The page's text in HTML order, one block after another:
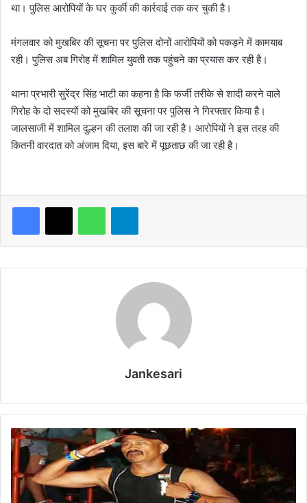
था। पुलिस आरोपियों के घर कुर्की की कार्रवाई तक कर चुकी है।
मंगलवार को मुखबिर की सूचना पर पुलिस दोनों आरोपियों को पकड़ने में कामयाब
रही। पुलिस अब गिरोह में शामिल युवती तक पहुंचने का प्रयास कर रही है।
थाना प्रभारी सुरेंद्र सिंह भाटी का कहना है कि फर्जी तरीके से शादी करने वाले
गिरोह के दो सदस्यों को मुखबिर की सूचना पर पुलिस ने गिरफ्तार किया है।
जालसाजी में शामिल दुल्हन की तलाश की जा रही है। आरोपियों ने इस तरह की
कितनी वारदात को अंजाम दिया, इस बारे में पूछताछ की जा रही है।
Jankesari
दू
न
के
शं
क